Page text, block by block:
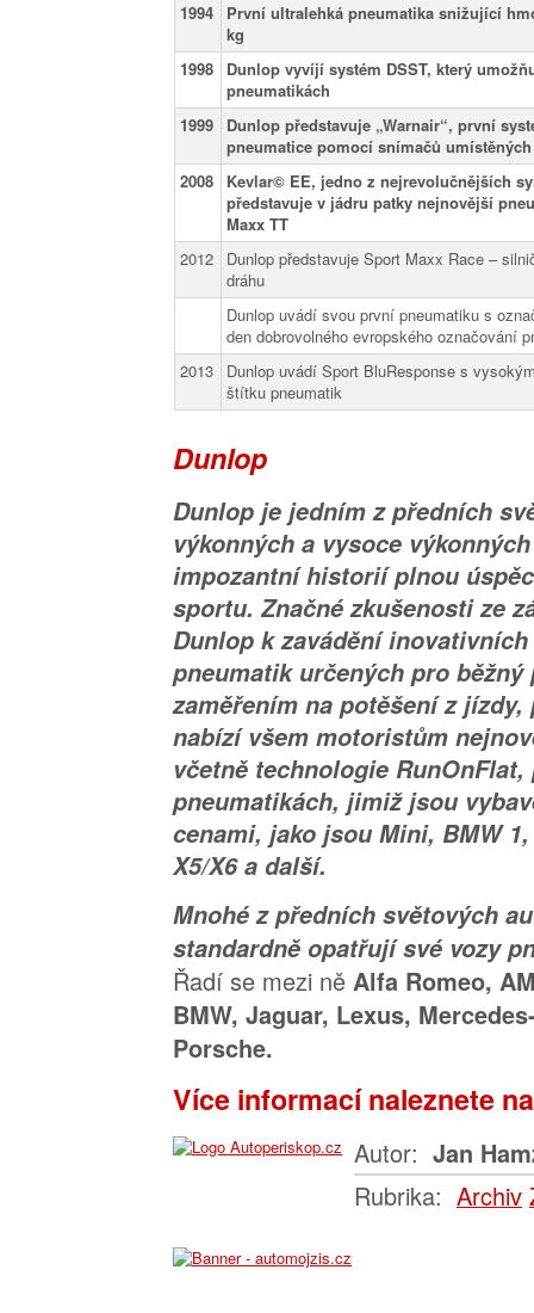
1994
První ultralehká pneumatika snižující
kg
1998
Dunlop vyvíjí systém DSST, který
pneumatikách
1999
Dunlop představuje „Warnair“, první
pneumatice pomocí snímačů
2008
Kevlar© EE, jedno z nejrevolučnějších
představuje v jádru patky nejnovější
Maxx TT
2012
Dunlop představuje Sport Maxx Race –
dráhu
Dunlop uvádí svou první pneumatiku s
den dobrovolného evropského označování
2013
Dunlop uvádí Sport BluResponse s
štítku pneumatik
Dunlop
Dunlop je jedním z předních
výkonných a vysoce
impozantní historií plnou
sportu. Značné zkušenosti ze
Dunlop k zavádění
pneumatik určených pro běžný
zaměřením na potěšení z
nabízí všem motoristům
včetně technologie RunOnFlat,
pneumatikách, jimiž jsou
cenami, jako jsou Mini, BMW
X5/X6 a další.
Mnohé z předních světových
standardně opatřují své vozy
Řadí se mezi ně Alfa Romeo,
BMW, Jaguar, Lexus,
Porsche.
Více informací naleznete
Autor: Jan
Rubrika: Archiv